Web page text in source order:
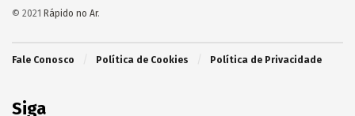
© 2021 Rápido no Ar.
Fale Conosco Política de Cookies Política de Privacidade
Siga